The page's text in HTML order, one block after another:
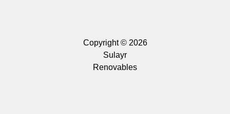
Copyright © 2026
Sulayr
Renovables